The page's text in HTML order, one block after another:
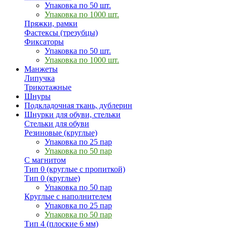
Упаковка по 50 шт.
Упаковка по 1000 шт.
Пряжки, рамки
Фастексы (трезубцы)
Фиксаторы
Упаковка по 50 шт.
Упаковка по 1000 шт.
Манжеты
Липучка
Трикотажные
Шнуры
Подкладочная ткань, дублерин
Шнурки для обуви, стельки
Стельки для обуви
Резиновые (круглые)
Упаковка по 25 пар
Упаковка по 50 пар
С магнитом
Тип 0 (круглые с пропиткой)
Тип 0 (круглые)
Упаковка по 50 пар
Круглые с наполнителем
Упаковка по 25 пар
Упаковка по 50 пар
Тип 4 (плоские 6 мм)